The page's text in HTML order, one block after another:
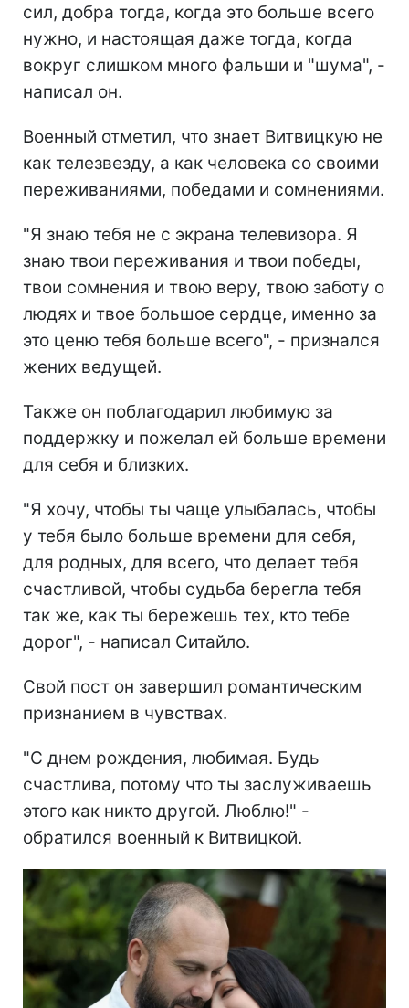
сил, добра тогда, когда это больше всего
нужно, и настоящая даже тогда, когда
вокруг слишком много фальши и "шума", -
написал он.
Военный отметил, что знает Витвицкую не
как телезвезду, а как человека со своими
переживаниями, победами и сомнениями.
"Я знаю тебя не с экрана телевизора. Я
знаю твои переживания и твои победы,
твои сомнения и твою веру, твою заботу о
людях и твое большое сердце, именно за
это ценю тебя больше всего", - признался
жених ведущей.
Также он поблагодарил любимую за
поддержку и пожелал ей больше времени
для себя и близких.
"Я хочу, чтобы ты чаще улыбалась, чтобы
у тебя было больше времени для себя,
для родных, для всего, что делает тебя
счастливой, чтобы судьба берегла тебя
так же, как ты бережешь тех, кто тебе
дорог", - написал Ситайло.
Свой пост он завершил романтическим
признанием в чувствах.
"С днем рождения, любимая. Будь
счастлива, потому что ты заслуживаешь
этого как никто другой. Люблю!" -
обратился военный к Витвицкой.